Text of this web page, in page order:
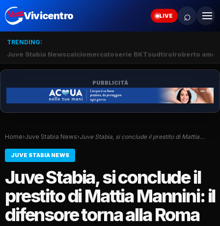
Vivicentro LIVE ⌕
TRENDING:
Juve Stabia Newscalciomercatoserie BKTsudtirolroberto
PUBBLICITÀ
Home›Juve Stabia News›Juve Stabia, si conclude il prestito di Mattia…
JUVE STABIA NEWS
Juve Stabia, si conclude il
prestito di Mattia Mannini: il
difensore torna alla Roma